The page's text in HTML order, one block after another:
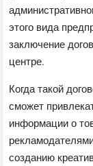
этого вида
заключение
центре.
Когда такой
сможет
информации о
созданию